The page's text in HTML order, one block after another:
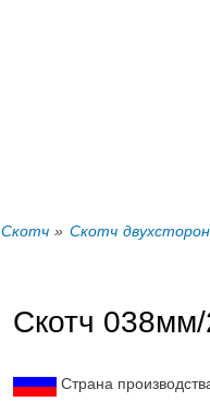
Скотч » Скотч
Скотч
Страна